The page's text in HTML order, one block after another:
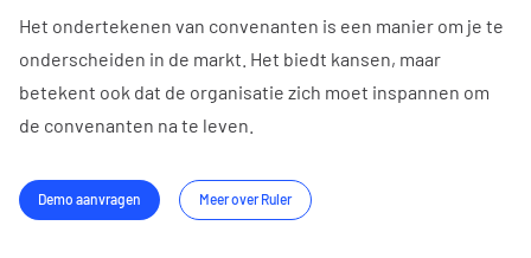
Het ondertekenen van convenanten is een manier om je te
onderscheiden in de markt. Het biedt kansen, maar
betekent ook dat de organisatie zich moet inspannen om
de convenanten na te leven.
Demo aanvragen Meer over Ruler